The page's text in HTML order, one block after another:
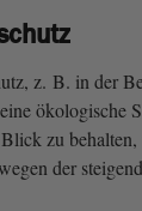
z. B. in der
ökologische
zu
der